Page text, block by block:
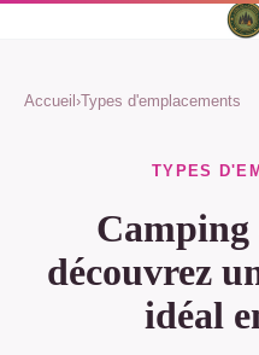
Accueil ›Types d'emplacements
TYPES
découvrez
idéal